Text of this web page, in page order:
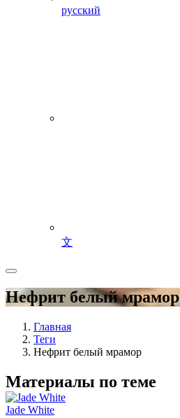
русский
文
Нефрит белый мрамор
Главная
Теги
Нефрит белый мрамор
Материалы по теме
Jade White